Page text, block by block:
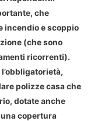
che
incendio e scoppio
(che sono
ricorrenti).
polizze casa che
dotate anche
copertura